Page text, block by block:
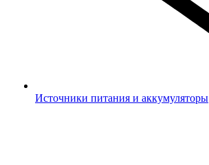
Источники питания и аккумуляторы